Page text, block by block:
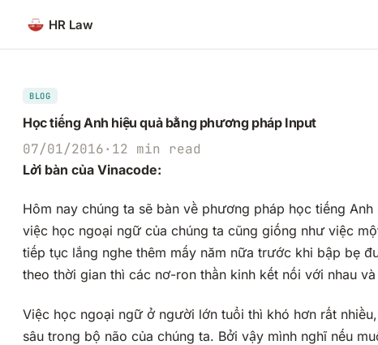
phần
dung
HR Law
BLOG
Học tiếng Anh hiệu quả bằng phương pháp Input
07/01/2016· 12 min read
Lời bàn của Vinacode:
Hôm nay chúng ta sẽ bàn về phương pháp học tiếng
việc học ngoại ngữ của chúng ta cũng giống như việc
tiếp tục lắng nghe thêm mấy năm nữa trước khi bập bẹ
theo thời gian thì các nơ-ron thần kinh kết nối với nhau
Việc học ngoại ngữ ở người lớn tuổi thì khó hơn rất
sâu trong bộ não của chúng ta. Bởi vậy mình nghĩ nếu